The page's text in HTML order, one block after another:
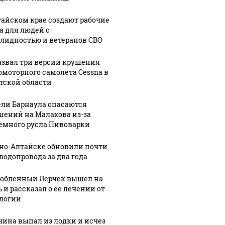
В Алтайском
назначили
нового
спорта и
вице-
губернатора
крае создают рабочие
для людей с
и ветеранов СВО
три версии крушения
самолета Cessna в
области
Барнаула опасаются
на Малахова из-за
русла Пивоварки
Алтайске обновили почти
за два года
Лерчек вышел на
и рассказал о ее лечении от
выпал из лодки и исчез